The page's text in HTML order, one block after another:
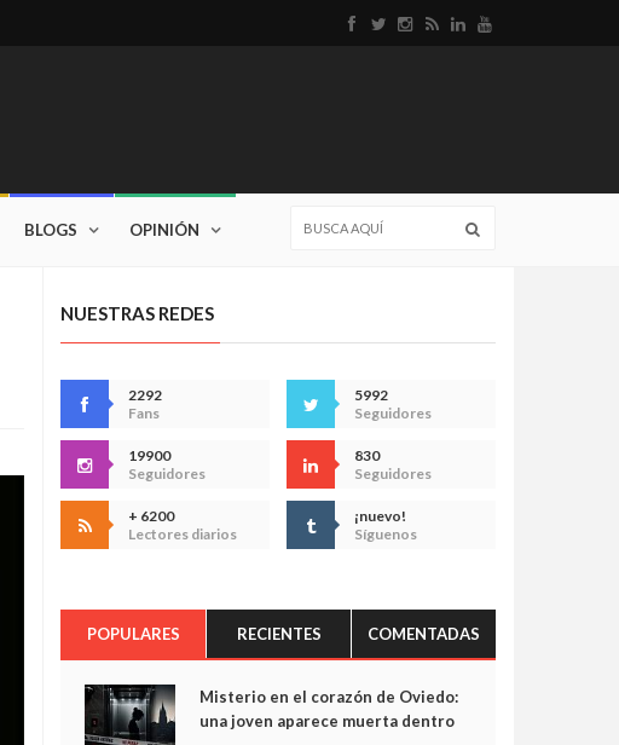
BLOGS OPINIÓN
NUESTRAS REDES
2292
Fans
5992
Seguidores
19900
Seguidores
830
Seguidores
+ 6200
Lectores diarios
¡nuevo!
Síguenos
POPULARES RECIENTES COMENTADAS
Misterio en el corazón de Oviedo:
una joven aparece muerta dentro